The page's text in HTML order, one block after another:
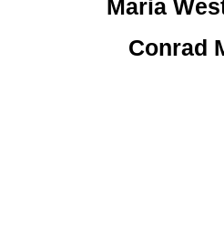
Maria
Conrad